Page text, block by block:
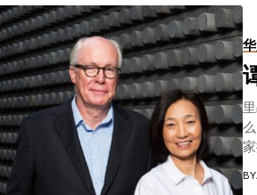
包容的态度，并选择用中国市场快速发展
。提及给投资人的建议时，张总指出“投
几十万那种，投资花的钱不多，但未来能
声连连，不少人都路转粉。 阿里巴巴澳
设立办公室源于集团的电子商务全球化
周岚女士尤其强调要尊重本地文化，按
个新——新零售...
BY